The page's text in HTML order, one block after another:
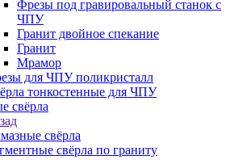
Фрезы под гравировальный станок с
ЧПУ
Гранит двойное спекание
Гранит
Мрамор
для ЧПУ поликристалл
тонкостенные для ЧПУ
свёрла
свёрла
свёрла по граниту